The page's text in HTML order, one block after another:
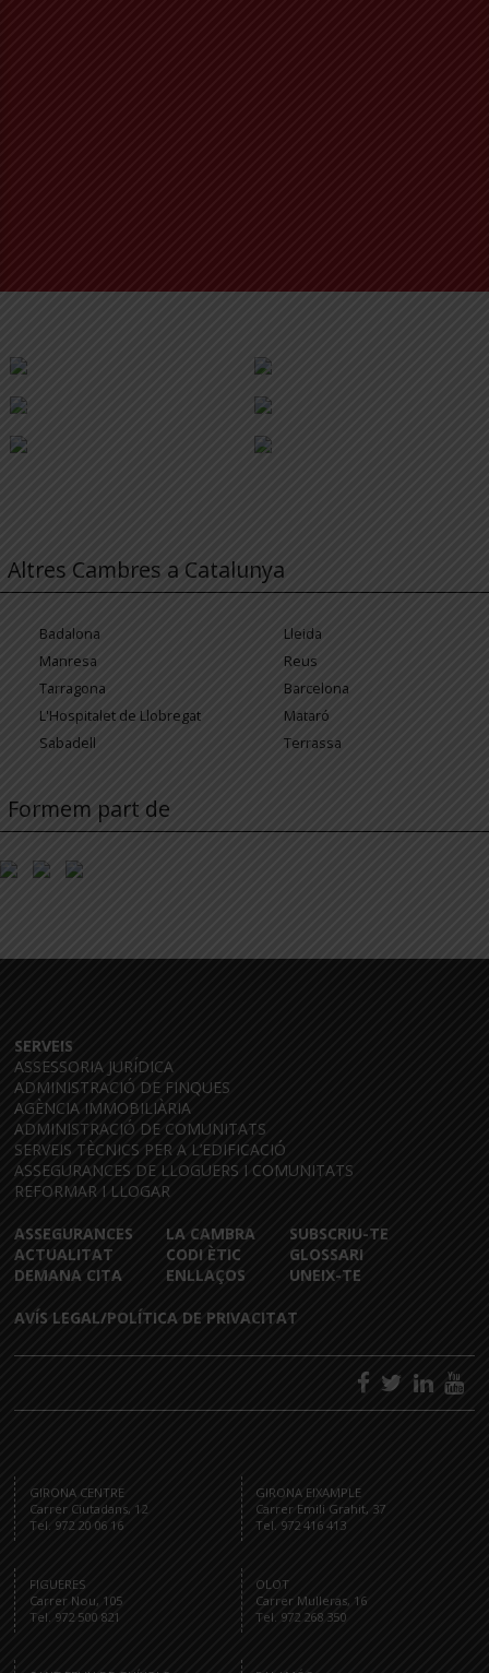
Altres Cambres a Catalunya
Badalona
Lleida
Manresa
Reus
Tarragona
Barcelona
L'Hospitalet de Llobregat
Mataró
Sabadell
Terrassa
Formem part de
SERVEIS
ASSESSORIA JURÍDICA
ADMINISTRACIÓ DE FINQUES
AGÈNCIA IMMOBILIÀRIA
ADMINISTRACIÓ DE COMUNITATS
SERVEIS TÈCNICS PER A L’EDIFICACIÓ
ASSEGURANCES DE LLOGUERS I COMUNITATS
REFORMAR I LLOGAR
ASSEGURANCES
ACTUALITAT
DEMANA CITA
LA CAMBRA
CODI ÈTIC
ENLLAÇOS
SUBSCRIU-TE
GLOSSARI
UNEIX-TE
AVÍS LEGAL/POLÍTICA DE PRIVACITAT
GIRONA CENTRE
Carrer Ciutadans, 12
Tel. 972 20 06 16
GIRONA EIXAMPLE
Carrer Emili Grahit, 37
Tel. 972 416 413
FIGUERES
Carrer Nou, 105
Tel. 972 500 821
OLOT
Carrer Mulleras, 16
Tel. 972 268 350